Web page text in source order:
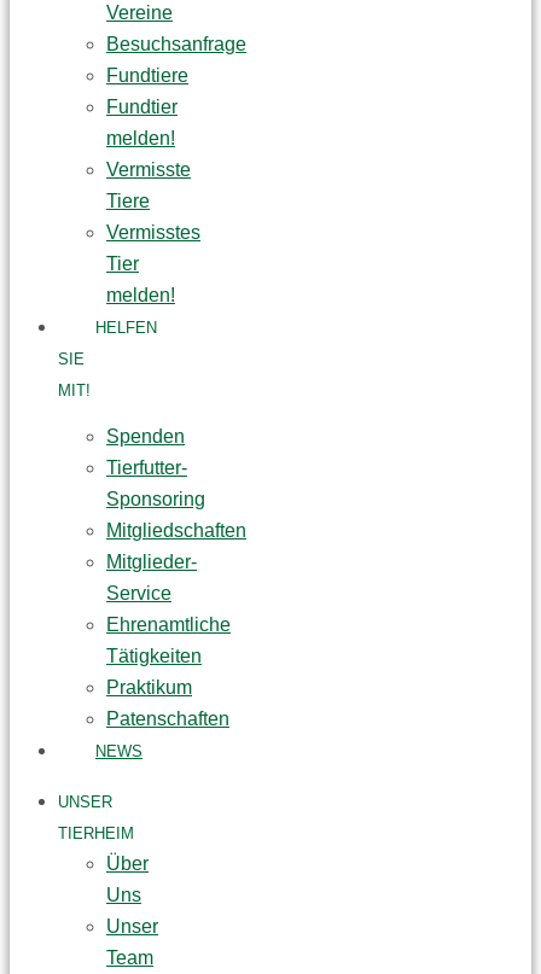
Vereine
Besuchsanfrage
Fundtiere
Fundtier
melden!
Vermisste
Tiere
Vermisstes
Tier
melden!
HELFEN
SIE
MIT!
Spenden
Tierfutter-
Sponsoring
Mitgliedschaften
Mitglieder-
Service
Ehrenamtliche
Tätigkeiten
Praktikum
Patenschaften
NEWS
UNSER
TIERHEIM
Über
Uns
Unser
Team